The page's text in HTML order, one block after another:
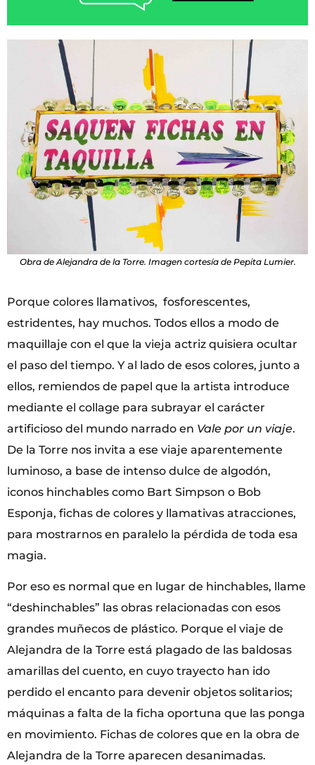
Obra de Alejandra de la Torre. Imagen cortesía de Pepita Lumier.
Porque colores llamativos, fosforescentes,
estridentes, hay muchos. Todos ellos a modo de
maquillaje con el que la vieja actriz quisiera ocultar
el paso del tiempo. Y al lado de esos colores, junto a
ellos, remiendos de papel que la artista introduce
mediante el collage para subrayar el carácter
artificioso del mundo narrado en Vale por un viaje.
De la Torre nos invita a ese viaje aparentemente
luminoso, a base de intenso dulce de algodón,
iconos hinchables como Bart Simpson o Bob
Esponja, fichas de colores y llamativas atracciones,
para mostrarnos en paralelo la pérdida de toda esa
magia.
Por eso es normal que en lugar de hinchables, llame
“deshinchables” las obras relacionadas con esos
grandes muñecos de plástico. Porque el viaje de
Alejandra de la Torre está plagado de las baldosas
amarillas del cuento, en cuyo trayecto han ido
perdido el encanto para devenir objetos solitarios;
máquinas a falta de la ficha oportuna que las ponga
en movimiento. Fichas de colores que en la obra de
Alejandra de la Torre aparecen desanimadas.